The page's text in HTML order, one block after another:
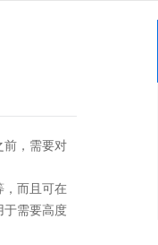
前，需要对
，而且可在
于需要高度